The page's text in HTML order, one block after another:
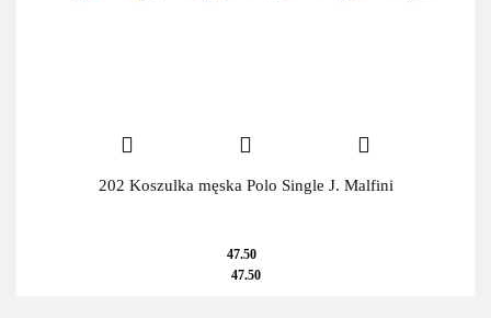
202 Koszulka męska Polo Single J. Malfini
47.50
47.50